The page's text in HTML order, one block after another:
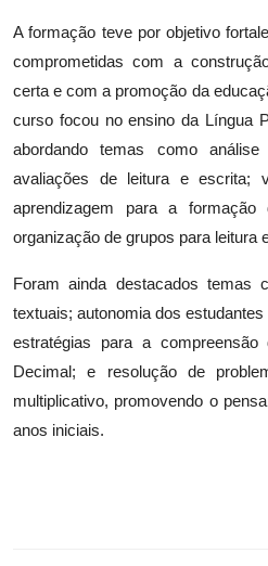
A formação teve por objetivo
comprometidas com a
certa e com a promoção da
curso focou no ensino da Língua
abordando temas como
avaliações de leitura e escrita;
aprendizagem para a
organização de grupos para leitura
Foram ainda destacados temas
textuais; autonomia dos
estratégias para a
Decimal; e resolução de
multiplicativo, promovendo o
anos iniciais.